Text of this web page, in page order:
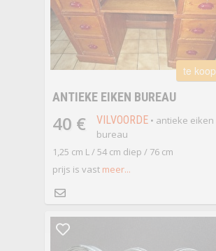
te koop
ANTIEKE EIKEN BUREAU
40 € VILVOORDE• antieke eiken
bureau
1,25 cm L / 54 cm diep / 76 cm
prijs is vast meer...